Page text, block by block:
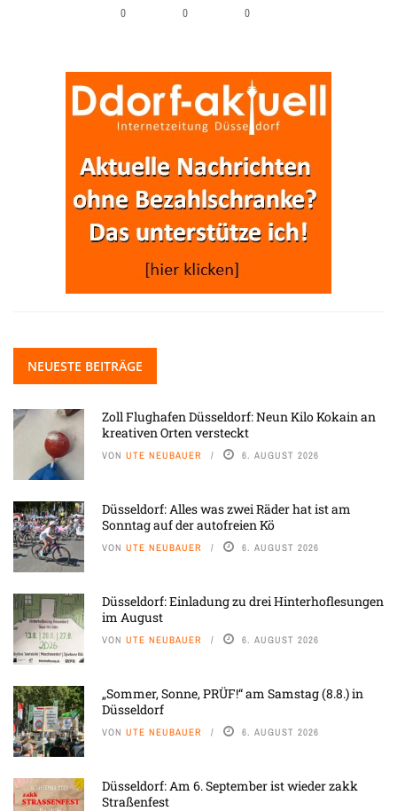
0 0 0
NEUESTE BEITRÄGE
Zoll Flughafen Düsseldorf: Neun Kilo Kokain an
kreativen Orten versteckt
VON UTE NEUBAUER 6. AUGUST 2026
Düsseldorf: Alles was zwei Räder hat ist am
Sonntag auf der autofreien Kö
VON UTE NEUBAUER 6. AUGUST 2026
Düsseldorf: Einladung zu drei Hinterhoflesungen
im August
VON UTE NEUBAUER 6. AUGUST 2026
„Sommer, Sonne, PRÜF!“ am Samstag (8.8.) in
Düsseldorf
VON UTE NEUBAUER 6. AUGUST 2026
Düsseldorf: Am 6. September ist wieder zakk
Straßenfest